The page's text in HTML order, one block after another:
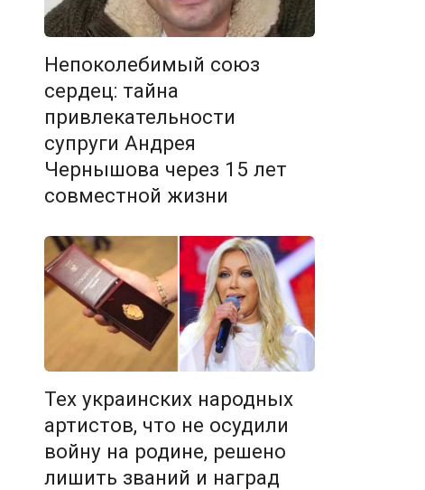
Непоколебимый союз
сердец: тайна
привлекательности
супруги Андрея
Чернышова через 15 лет
совместной жизни
Тех украинских народных
артистов, что не осудили
войну на родине, решено
лишить званий и наград